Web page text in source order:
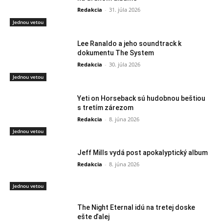
Jednou vetou
Redakcia - 31. júla 2026
Jednou vetou
Lee Ranaldo a jeho soundtrack k
dokumentu The System
Redakcia - 30. júla 2026
Jednou vetou
Yeti on Horseback sú hudobnou beštiou
s tretím zárezom
Redakcia - 8. júna 2026
Jednou vetou
Jeff Mills vydá post apokalyptický album
Redakcia - 8. júna 2026
The Night Eternal idú na tretej doske
ešte ďalej